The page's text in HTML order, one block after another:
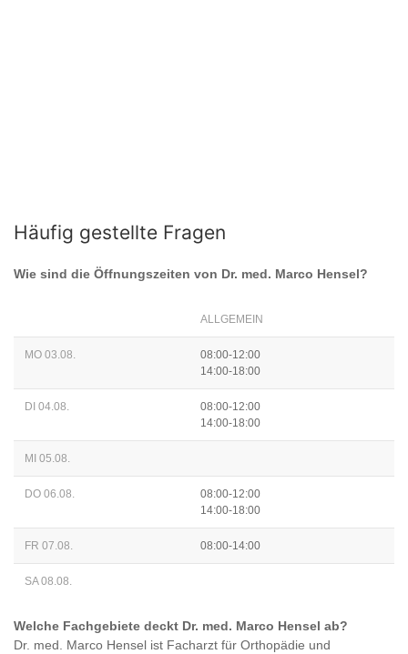
Häufig gestellte Fragen
Wie sind die Öffnungszeiten von Dr. med. Marco Hensel?
ALLGEMEIN
MO 03.08.
08:00-12:00
14:00-18:00
DI 04.08.
08:00-12:00
14:00-18:00
MI 05.08.
DO 06.08.
08:00-12:00
14:00-18:00
FR 07.08. 08:00-14:00
SA 08.08.
Welche Fachgebiete deckt Dr. med. Marco Hensel ab?
Dr. med. Marco Hensel ist Facharzt für Orthopädie und